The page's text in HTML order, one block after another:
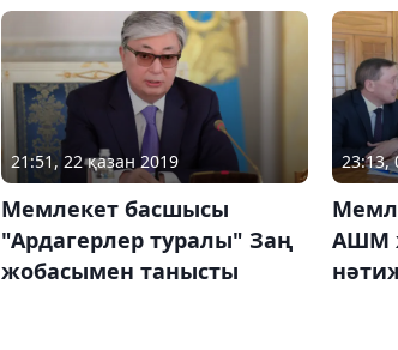
21:51, 22 қазан 2019
Мемлекет басшысы
"Ардагерлер туралы" Заң
жобасымен танысты
23:13,
АШМ